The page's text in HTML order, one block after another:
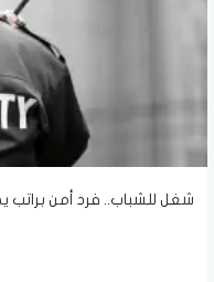
شغل للشباب.. فرد أمن براتب يصل لـ13